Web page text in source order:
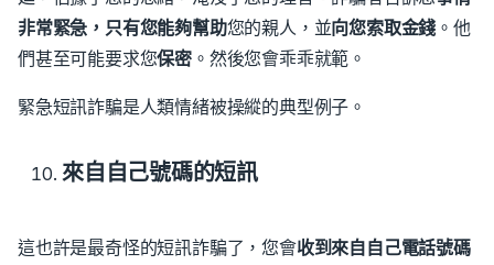
非常緊急， 只有您能夠幫助您的親人，並向您索取金錢 。他
們甚至可能要求您保密 。 然後您會乖乖就範。
緊急短訊詐騙是人類情緒被操縱的典型例子。
來自自己號碼的短訊
這也許是最奇怪的短訊詐騙了，您會收到來自自己電話號碼